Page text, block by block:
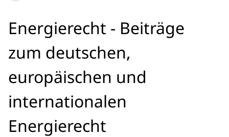
Energierecht - Beiträge
zum deutschen,
europäischen und
internationalen
Energierecht